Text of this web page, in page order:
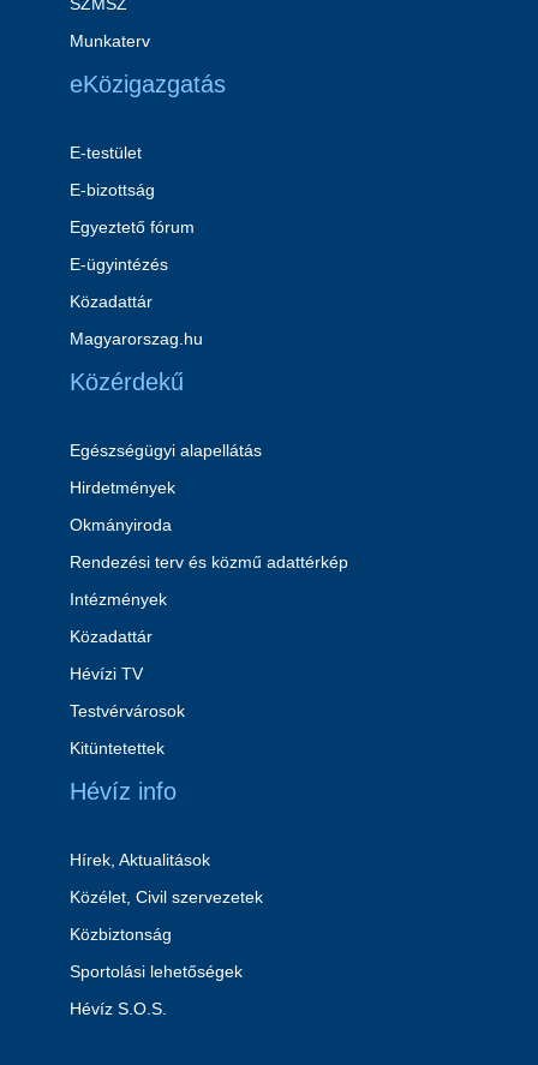
Munkaterv
eKözigazgatás
E-testület
E-bizottság
Egyeztető fórum
E-ügyintézés
Közadattár
Magyarorszag.hu
Közérdekű
Egészségügyi alapellátás
Hirdetmények
Okmányiroda
Rendezési terv és közmű adattérkép
Intézmények
Közadattár
Hévízi TV
Testvérvárosok
Kitüntetettek
Hévíz info
Hírek, Aktualitások
Közélet, Civil szervezetek
Közbiztonság
Sportolási lehetőségek
Hévíz S.O.S.